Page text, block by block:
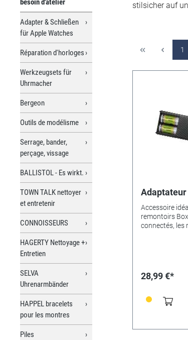
Adapter & Schließen
für Apple Watches
Réparation d'horloges
Werkzeugsets für
Uhrmacher
Bergeon
Outils de modélisme
Serrage, bander,
perçage, vissage
BALLISTOL - Es wirkt.
TOWN TALK nettoyer
et entretenir
CONNOISSEURS
HAGERTY Nettoyage +
Entretien
SELVA
Uhrenarmbänder
HAPPEL bracelets
pour les montres
Piles
stilsicher auf
1
Accessoire
remontoirs
connectés, les
28,99 €*